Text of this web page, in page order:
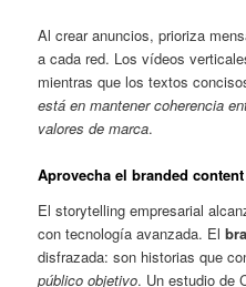
Al crear anuncios, prioriza
a cada red. Los vídeos
mientras que los textos
está en mantener coherencia
valores de marca.
Aprovecha el branded
El storytelling empresarial
con tecnología avanzada. El
disfrazada: son historias que
público objetivo. Un estudio de